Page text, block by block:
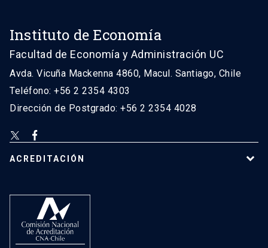
Instituto de Economía
Facultad de Economía y Administración UC
Avda. Vicuña Mackenna 4860, Macul. Santiago, Chile
Teléfono: +56 2 2354 4303
Dirección de Postgrado: +56 2 2354 4028
ACREDITACIÓN